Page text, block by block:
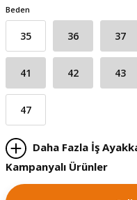
Beden
35 36 37
41 42 43
47
Daha Fazla İş
Kampanyalı Ürünler